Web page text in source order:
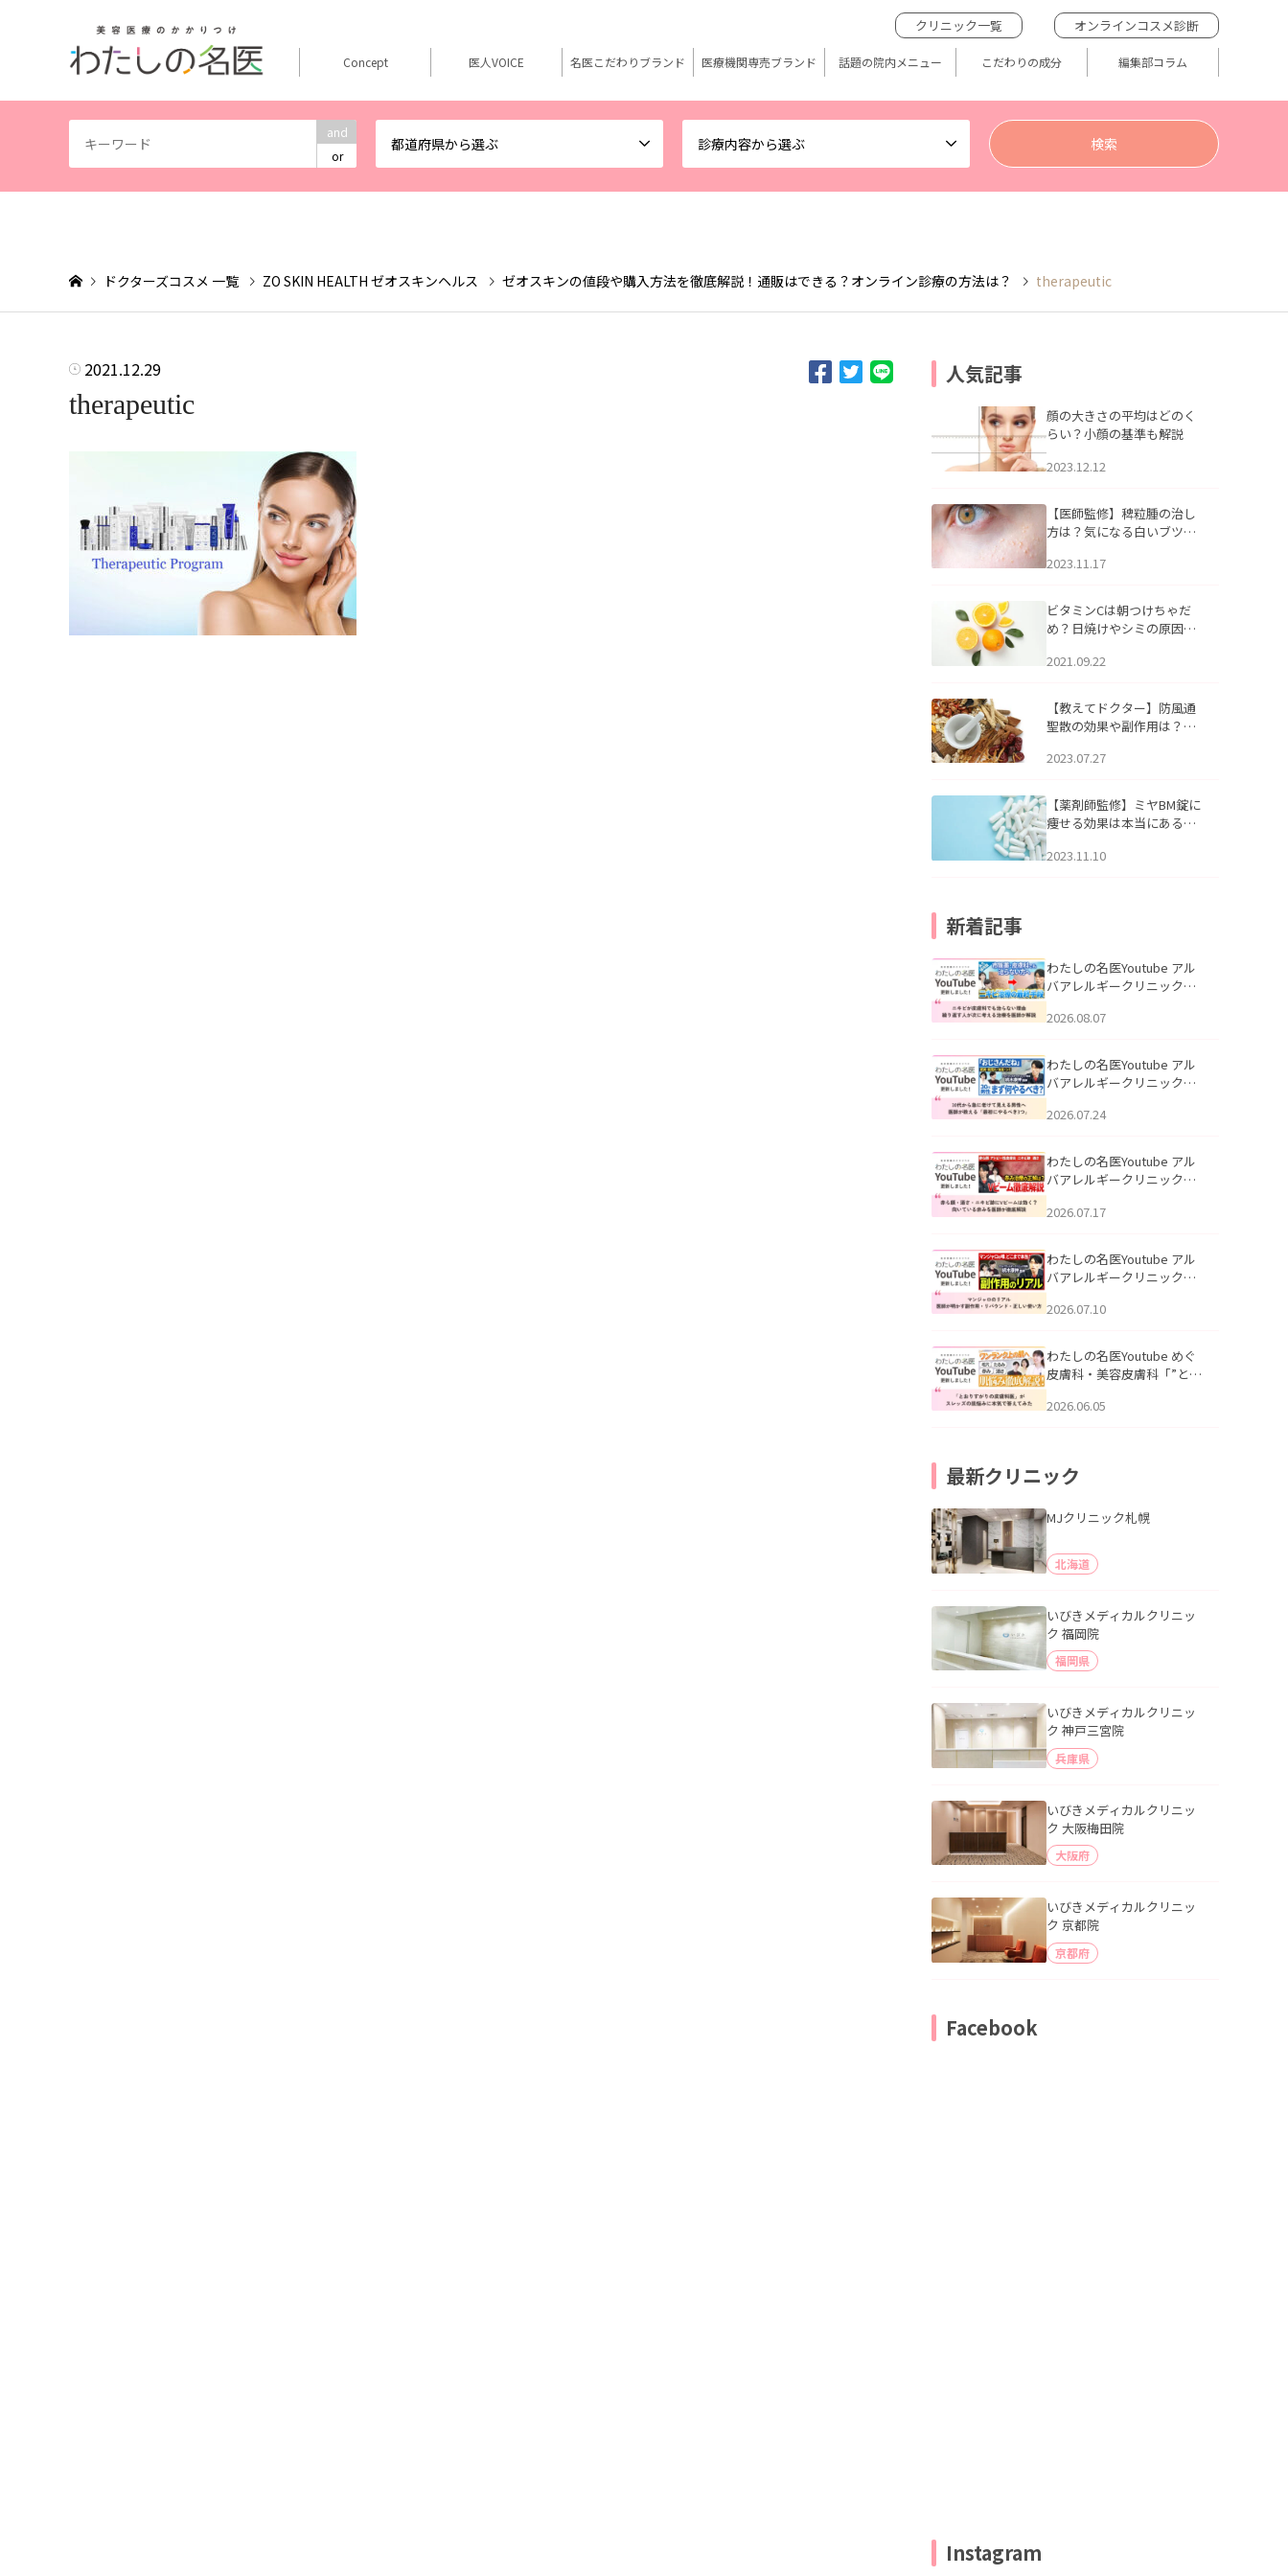
and
or
都道府県から選ぶ 診療内容から選ぶ
クリニック一覧 オンラインコスメ診断
Concept 医人VOICE 名医こだわりブランド 医療機関専売ブランド 話題の院内メニュー こだわりの成分 編集部コラム
ドクターズコスメ 一覧 ZO SKIN HEALTH ゼオスキンヘルス ゼオスキンの値段や購入方法を徹底解説！通販はできる？オンライン診療の方法は？ therapeutic
2021.12.29
therapeutic
人気記事
顔の大きさの平均はどのく
らい？小顔の基準も解説
2023.12.12
【医師監修】稗粒腫の治し
方は？気になる白いブツブ
アについて
2023.11.17
ビタミンCは朝つけちゃだ
め？日焼けやシミの原因に
2021.09.22
【教えてドクター】防風通
聖散の効果や副作用は？長
2023.07.27
【薬剤師監修】ミヤBM錠に
痩せる効果は本当にある
2023.11.10
新着記事
わたしの名医Youtube アル
バアレルギークリニック札
らない理由｜繰り返す人が
説」を公開いたしました。
2026.08.07
わたしの名医Youtube アル
バアレルギークリニック札
える男性へ｜医師が教える
公開いたしました。
2026.07.24
わたしの名医Youtube アル
バアレルギークリニック札
跡にVビームは効く？向いて
説」を公開いたしました。
2026.07.17
わたしの名医Youtube アル
バアレルギークリニック札
医師が明かす副作用・リバ
公開いたしました。
2026.07.10
わたしの名医Youtube めぐ
皮膚科・美容皮膚科「”とお
ッズの肌悩みに本気で答え
2026.06.05
最新クリニック
MJクリニック札幌
北海道
いびきメディカルクリニッ
ク 福岡院
福岡県
いびきメディカルクリニッ
ク 神戸三宮院
兵庫県
いびきメディカルクリニッ
ク 大阪梅田院
大阪府
いびきメディカルクリニッ
ク 京都院
京都府
Facebook
Instagram